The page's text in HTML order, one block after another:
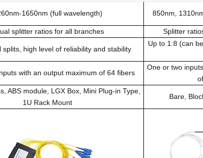
1650nm (full wavelength) 850nm,
splitter ratios for all branches Splitter
splits, high level of reliability and stability
Up to 1:8 (can
with an output maximum of 64 fibers
One or two
ABS module, LGX Box, Mini Plug-in Type,
1U Rack Mount
Bare,